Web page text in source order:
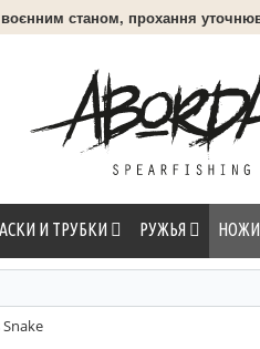
станом, прохання
И ТРУБКИ РУЖЬЯ НОЖИ